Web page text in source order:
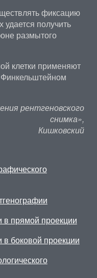
фиксацию
удается получить
размытого
клетки применяют
рентгеновского
снимка»,
Кишковский
в прямой проекции
боковой проекции